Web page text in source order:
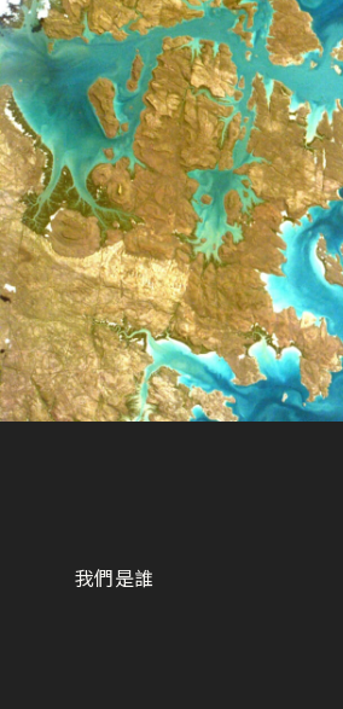
我們是誰